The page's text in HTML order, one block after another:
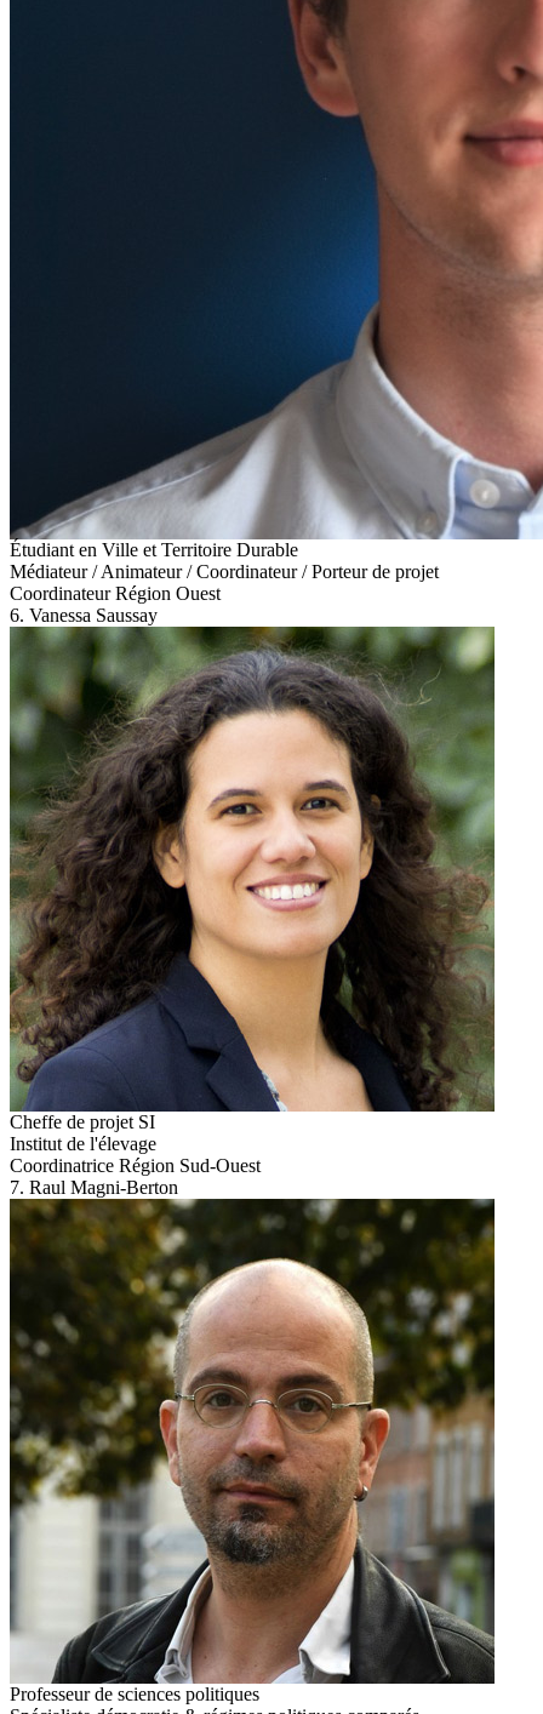
Étudiant en Ville et Territoire Durable
Médiateur / Animateur / Coordinateur / Porteur de projet
Coordinateur Région Ouest
6. Vanessa Saussay
Cheffe de projet SI
Institut de l'élevage
Coordinatrice Région Sud-Ouest
7. Raul Magni-Berton
Professeur de sciences politiques